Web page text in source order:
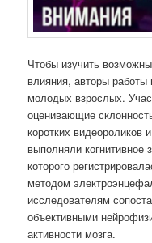
Чтобы изучить
влияния, авторы
молодых взрослых.
оценивающие
коротких видеороликов
выполняли когнитивное
которого
методом
исследователям
объективными
активности мозга.